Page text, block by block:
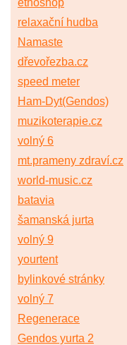
etnoshop
relaxační hudba
Namaste
dřevořezba.cz
speed meter
Ham-Dyt(Gendos)
muzikoterapie.cz
volný 6
mt.prameny zdraví.cz
world-music.cz
batavia
šamanská jurta
volný 9
yourtent
bylinkové stránky
volný 7
Regenerace
Gendos yurta 2